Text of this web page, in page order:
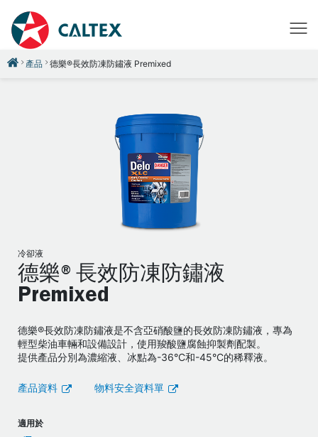
產品 德樂®長效防凍防鏽液 Premixed
冷卻液
德樂®長效防凍防鏽液
Premixed
德樂®長效防凍防鏽液是不含亞硝酸鹽的長效防凍防鏽液，專為
輕型柴油車輛和設備設計，使用羧酸鹽腐蝕抑製劑配製。
提供產品分別為濃縮液、冰點為-36°C和-45°C的稀釋液。
產品資料 物料安全資料單
適用於